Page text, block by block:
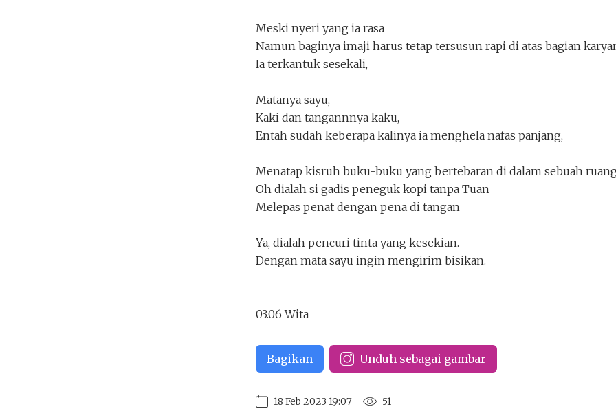
Gadis Peneguk Kopi
Meski nyeri yang ia rasa
Namun baginya imaji harus tetap tersusun rapi di atas bagian
Ia terkantuk sesekali,
Matanya sayu,
Kaki dan tangannnya kaku,
Entah sudah keberapa kalinya ia menghela nafas panjang,
Menatap kisruh buku-buku yang bertebaran di dalam sebuah
Oh dialah si gadis peneguk kopi tanpa Tuan
Melepas penat dengan pena di tangan
Ya, dialah pencuri tinta yang kesekian.
Dengan mata sayu ingin mengirim bisikan.
03.06 Wita
Bagikan Unduh sebagai gambar
18 Feb 2023 19:07 51
Keluar Unduh